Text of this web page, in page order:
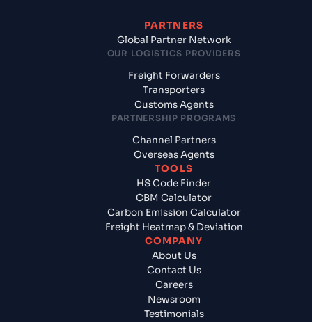
PARTNERS
Global Partner Network
OUR LOGISTICS PROVIDERS
Freight Forwarders
Transporters
Customs Agents
PARTNERSHIP PROGRAMS
Channel Partners
Overseas Agents
TOOLS
HS Code Finder
CBM Calculator
Carbon Emission Calculator
Freight Heatmap & Deviation
COMPANY
About Us
Contact Us
Careers
Newsroom
Testimonials